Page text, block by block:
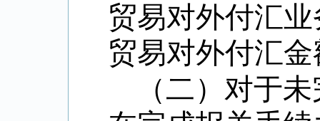
贸易对外付汇
贸易对外付汇
（二）对于